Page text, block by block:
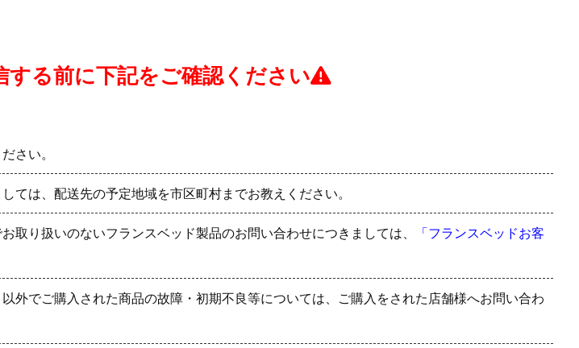
する前に下記をご確認ください
さい。
ては、配送先の予定地域を市区町村までお教えください。
取り扱いのないフランスベッド製品のお問い合わせにつきましては、
「フランスベッドお客
外でご購入された商品の故障・初期不良等については、ご購入をされた店舗様へお問い合わ